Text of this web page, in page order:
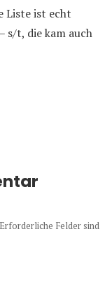
Liste ist echt
s/t, die kam auch
Erforderliche Felder sind